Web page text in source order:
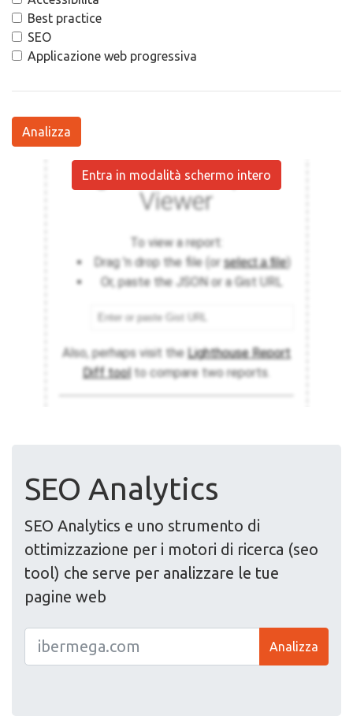
Best practice
SEO
Applicazione web progressiva
Analizza
Entra in modalità schermo intero
SEO Analytics
SEO Analytics e uno strumento di
ottimizzazione per i motori di ricerca (seo
tool) che serve per analizzare le tue
pagine web
Analizza